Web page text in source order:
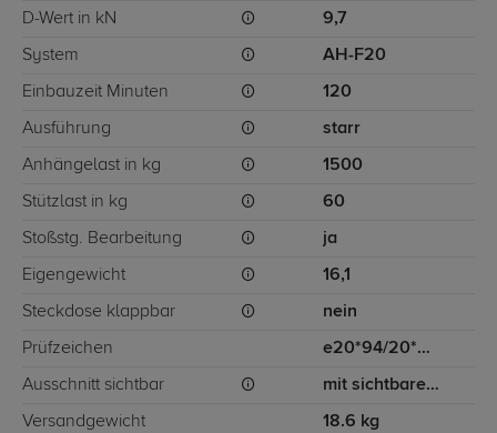
D-Wert in kN 9,7
System AH-F20
Einbauzeit Minuten 120
Ausführung starr
Anhängelast in kg 1500
Stützlast in kg 60
Stoßstg. Bearbeitung ja
Eigengewicht 16,1
Steckdose klappbar nein
Prüfzeichen e20*94/20*0554*00
Ausschnitt sichtbar mit sichtbarem Ausschnitt für Stoßstange
Versandgewicht 18.6 kg